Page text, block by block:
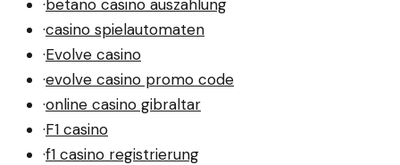
·betano casino auszahlung
·casino spielautomaten
·Evolve casino
·evolve casino promo code
·online casino gibraltar
·F1 casino
·f1 casino registrierung